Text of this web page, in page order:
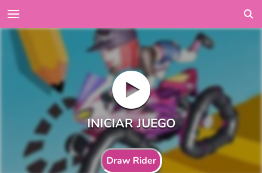
Draw Rider